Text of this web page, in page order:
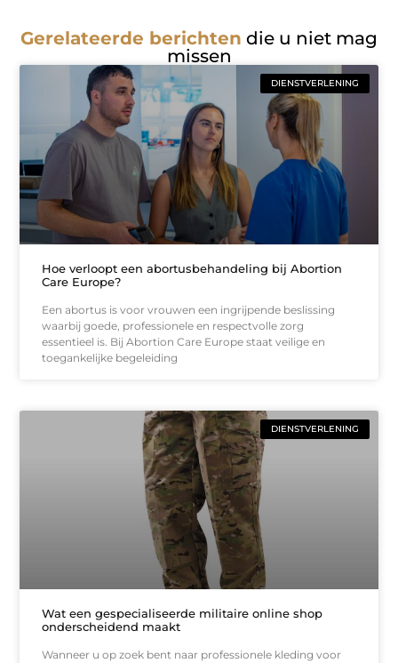
Gerelateerde berichten die u niet mag
missen
DIENSTVERLENING
Hoe verloopt een abortusbehandeling bij Abortion
Care Europe?
Een abortus is voor vrouwen een ingrijpende beslissing
waarbij goede, professionele en respectvolle zorg
essentieel is. Bij Abortion Care Europe staat veilige en
toegankelijke begeleiding
DIENSTVERLENING
Wat een gespecialiseerde militaire online shop
onderscheidend maakt
Wanneer u op zoek bent naar professionele kleding voor